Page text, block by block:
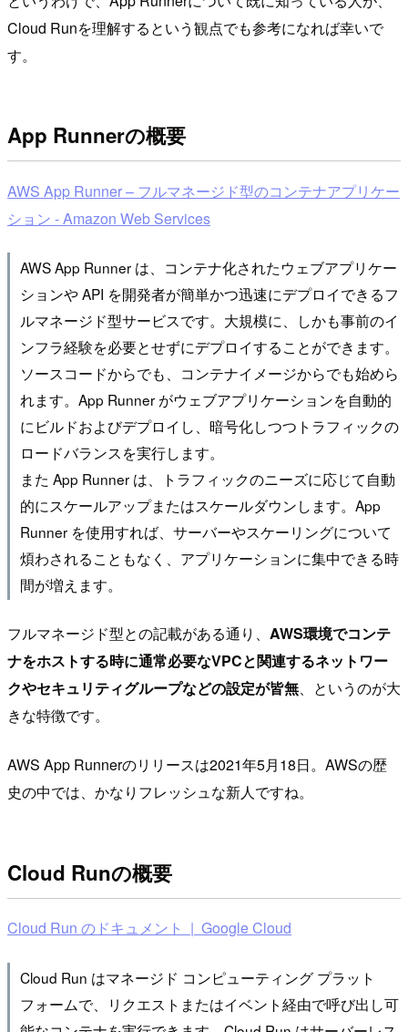
Cloud Runを理解するという観点でも参考になれば幸いで
す。
App Runnerの概要
AWS App Runner – フルマネージド型のコンテナアプリケー
ション - Amazon Web Services
AWS App Runner は、コンテナ化されたウェブアプリケー
ションや API を開発者が簡単かつ迅速にデプロイできるフ
ルマネージド型サービスです。大規模に、しかも事前のイ
ンフラ経験を必要とせずにデプロイすることができます。
ソースコードからでも、コンテナイメージからでも始めら
れます。App Runner がウェブアプリケーションを自動的
にビルドおよびデプロイし、暗号化しつつトラフィックの
ロードバランスを実行します。
また App Runner は、トラフィックのニーズに応じて自動
的にスケールアップまたはスケールダウンします。App
Runner を使用すれば、サーバーやスケーリングについて
煩わされることもなく、アプリケーションに集中できる時
間が増えます。
フルマネージド型との記載がある通り、 AWS環境でコンテ
ナをホストする時に通常必要なVPCと関連するネットワー
クやセキュリティグループなどの設定が皆無、というのが大
きな特徴です。
AWS App Runnerのリリースは2021年5月18日。AWSの歴
史の中では、かなりフレッシュな新人ですね。
Cloud Runの概要
Cloud Run のドキュメント | Google Cloud
Cloud Run はマネージド コンピューティング プラット
フォームで、リクエストまたはイベント経由で呼び出し可